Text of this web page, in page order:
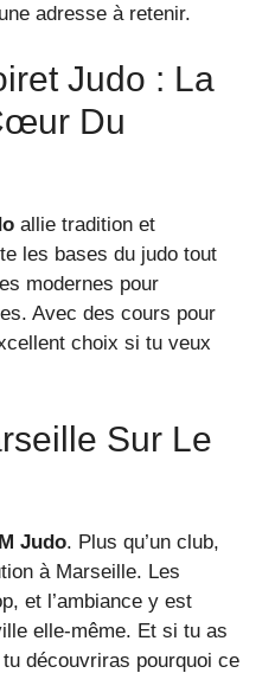
adresse à retenir.
Judo : La
Du
allie tradition et
les bases du judo tout
modernes pour
Avec des cours pour
choix si tu veux
Sur Le
Judo. Plus qu’un club,
à Marseille. Les
et l’ambiance y est
elle-même. Et si tu as
découvriras pourquoi ce